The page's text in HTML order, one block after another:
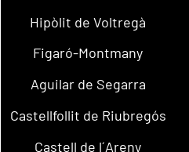
Hipòlit de Voltregà
Figaró-Montmany
Aguilar de Segarra
Castellfollit de Riubregós
Castell de l´Areny